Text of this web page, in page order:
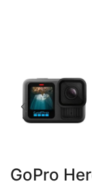
GoPro